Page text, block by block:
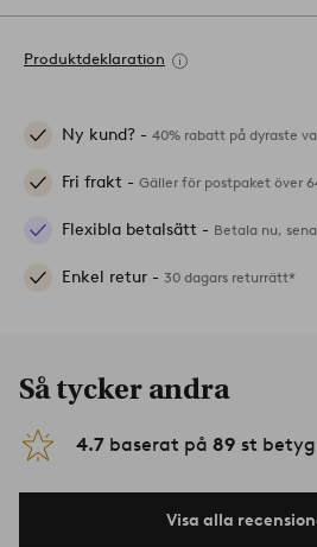
Produktdeklaration
Ny kund? - 40% rabatt på dyraste
Fri frakt - Gäller för postpaket över
Flexibla betalsätt - Betala nu,
Enkel retur - 30 dagars returrätt*
Så tycker andra
4.7 baserat på 89 st betyg
Visa alla